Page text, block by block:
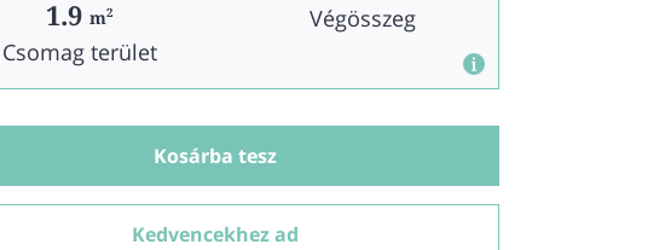
1.9 m2
Csomag terület
Végösszeg
Kosárba tesz
Kedvencekhez ad